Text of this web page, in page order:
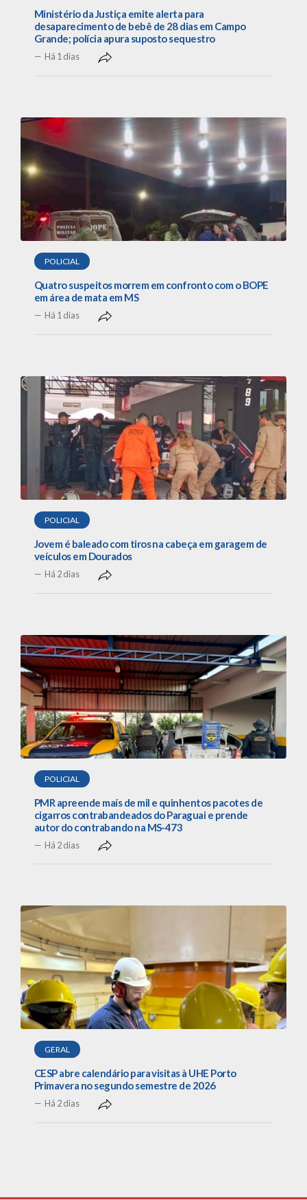
Ministério da Justiça emite alerta para
desaparecimento de bebê de 28 dias em Campo
Grande; polícia apura suposto sequestro
Há 1 dias
POLICIAL
Quatro suspeitos morrem em confronto com o BOPE
em área de mata em MS
Há 1 dias
POLICIAL
Jovem é baleado com tiros na cabeça em garagem de
veículos em Dourados
Há 2 dias
POLICIAL
PMR apreende maís de mil e quinhentos pacotes de
cigarros contrabandeados do Paraguai e prende
autor do contrabando na MS-473
Há 2 dias
GERAL
CESP abre calendário para visitas à UHE Porto
Primavera no segundo semestre de 2026
Há 2 dias